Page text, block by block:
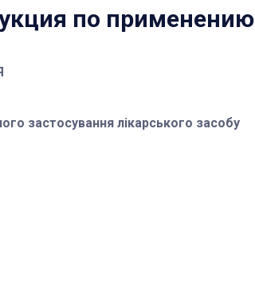
по применению
застосування лікарського засобу